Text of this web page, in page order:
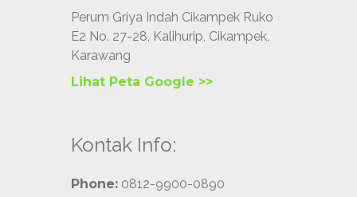
Perum Griya Indah Cikampek Ruko
E2 No. 27-28, Kalihurip, Cikampek,
Karawang
Lihat Peta Google >>
Kontak Info:
Phone: 0812-9900-0890